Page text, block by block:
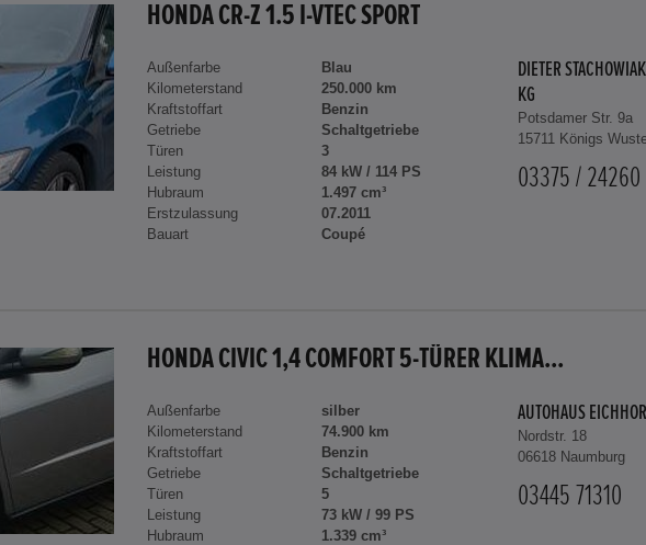
HONDA CR-Z 1.5 I-VTEC SPORT
Außenfarbe
Blau
Kilometerstand
250.000 km
Kraftstoffart
Benzin
Getriebe
Schaltgetriebe
Türen
3
Leistung
84 kW / 114 PS
Hubraum
1.497 cm³
Erstzulassung
07.2011
Bauart
Coupé
DIETER
KG
Potsdamer Str. 9a
15711 Königs
03375 / 24260
HONDA CIVIC 1,4 COMFORT 5-TÜRER KLIMA...
Außenfarbe
silber
Kilometerstand
74.900 km
Kraftstoffart
Benzin
Getriebe
Schaltgetriebe
Türen
5
Leistung
73 kW / 99 PS
Hubraum
1.339 cm³
AUTOHAUS
Nordstr. 18
06618 Naumburg
03445 71310